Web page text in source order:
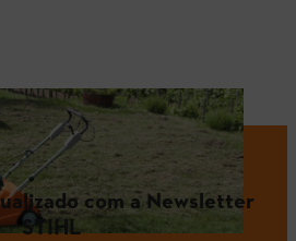
com a Newsletter
STIHL